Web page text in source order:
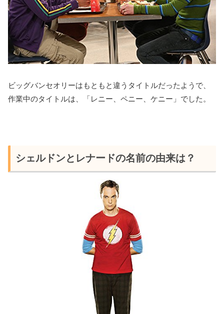
ビッグバンセオリーはもともと違うタイトルだったようで、
作業中のタイトルは、「レニー、ペニー、ケニー」でした。
シェルドンとレナードの名前の由来は？